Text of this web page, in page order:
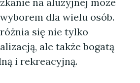
dla wielu osób.
się nie tylko
ale także bogatą
i rekreacyjną.